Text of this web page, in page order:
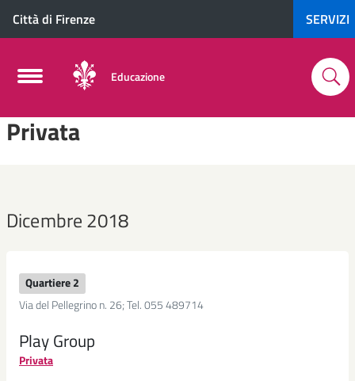
Città di Firenze SERVIZI
Educazione
Privata
Dicembre 2018
Quartiere 2
Via del Pellegrino n. 26; Tel. 055 489714
Play Group
Privata